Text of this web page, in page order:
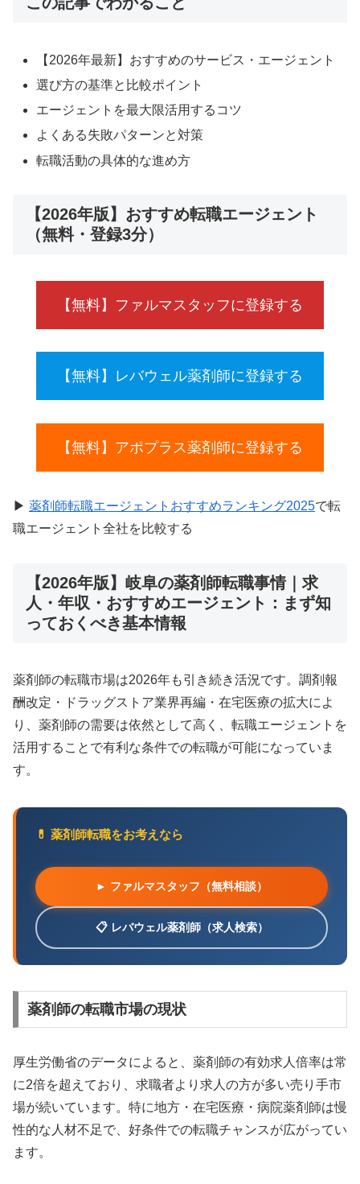
【2026年最新】おすすめのサービス・エージェント
選び方の基準と比較ポイント
エージェントを最大限活用するコツ
よくある失敗パターンと対策
転職活動の具体的な進め方
【2026年版】おすすめ転職エージェント
（無料・登録3分）
【無料】ファルマスタッフに登録する
【無料】レバウェル薬剤師に登録する
【無料】アポプラス薬剤師に登録する
▶ 薬剤師転職エージェントおすすめランキング2025で転
職エージェント全社を比較する
【2026年版】岐阜の薬剤師転職事情｜求
人・年収・おすすめエージェント：まず知
っておくべき基本情報
薬剤師の転職市場は2026年も引き続き活況です。調剤報
酬改定・ドラッグストア業界再編・在宅医療の拡大によ
り、薬剤師の需要は依然として高く、転職エージェントを
活用することで有利な条件での転職が可能になっていま
す。
💊 薬剤師転職をお考えなら
► ファルマスタッフ（無料相談）
📋 レバウェル薬剤師（求人検索）
薬剤師の転職市場の現状
厚生労働省のデータによると、薬剤師の有効求人倍率は常
に2倍を超えており、求職者より求人の方が多い売り手市
場が続いています。特に地方・在宅医療・病院薬剤師は慢
性的な人材不足で、好条件での転職チャンスが広がってい
ます。